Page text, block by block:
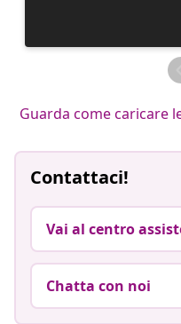
Guarda come caricare
Contattaci!
Vai al centro
Chatta con noi